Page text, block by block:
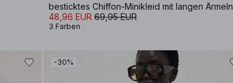
besticktes Chiffon-Minikleid mit langen Ärmeln
48,96 EUR 69,95 EUR
3 Farben
-30%